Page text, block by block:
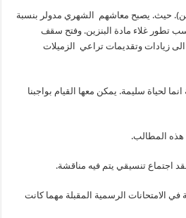
حيث. يصبح معاشهم الشهري مدولر بنسبة
حسب تطور غلاء مادة البنزين. وفتح سقف
زيادات وتقديمات تراعي الزميلات
لحياة سليمة. يمكن معها القيام بواجبنا
هذه المطالب.
اجتماع تنسيقي يتم فيه مناقشة.
في الامتحانات الرسمية المقبلة مهما كانت